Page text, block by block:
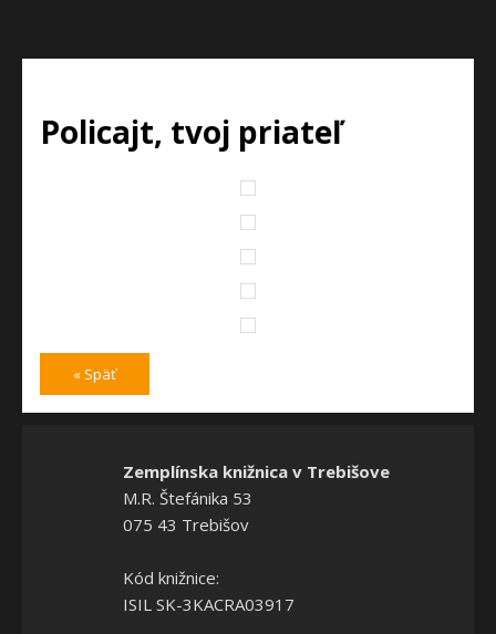
Policajt, tvoj priateľ
« Späť
Zemplínska knižnica v Trebišove
M.R. Štefánika 53
075 43 Trebišov
Kód knižnice:
ISIL SK-3KACRA03917